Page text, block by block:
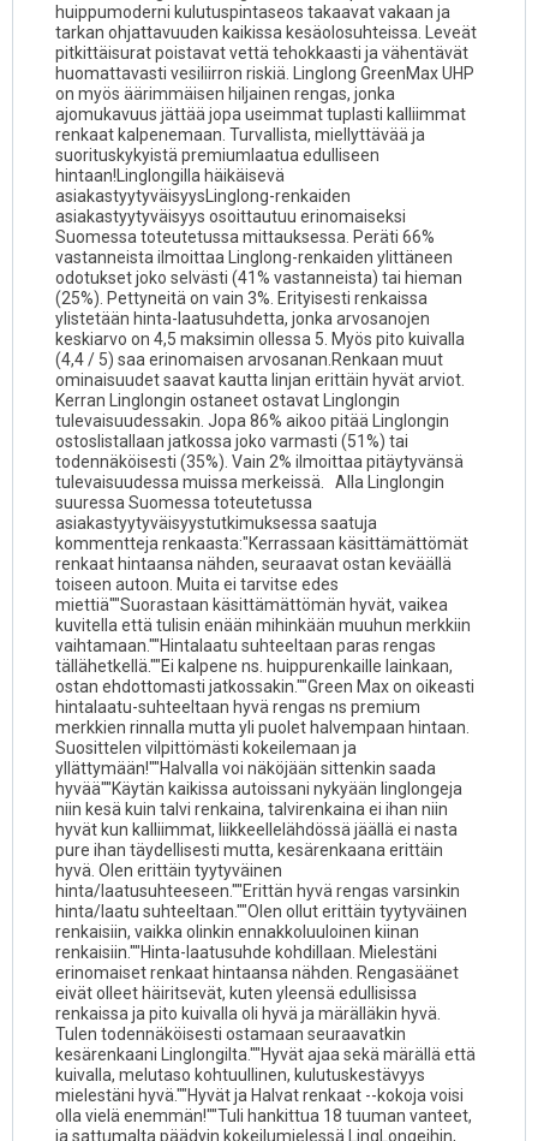
huippumoderni kulutuspintaseos takaavat vakaan ja
tarkan ohjattavuuden kaikissa kesäolosuhteissa. Leveät
pitkittäisurat poistavat vettä tehokkaasti ja vähentävät
huomattavasti vesiliirron riskiä. Linglong GreenMax UHP
on myös äärimmäisen hiljainen rengas, jonka
ajomukavuus jättää jopa useimmat tuplasti kalliimmat
renkaat kalpenemaan. Turvallista, miellyttävää ja
suorituskykyistä premiumlaatua edulliseen
hintaan!Linglongilla häikäisevä
asiakastyytyväisyysLinglong-renkaiden
asiakastyytyväisyys osoittautuu erinomaiseksi
Suomessa toteutetussa mittauksessa. Peräti 66%
vastanneista ilmoittaa Linglong-renkaiden ylittäneen
odotukset joko selvästi (41% vastanneista) tai hieman
(25%). Pettyneitä on vain 3%. Erityisesti renkaissa
ylistetään hinta-laatusuhdetta, jonka arvosanojen
keskiarvo on 4,5 maksimin ollessa 5. Myös pito kuivalla
(4,4 / 5) saa erinomaisen arvosanan.Renkaan muut
ominaisuudet saavat kautta linjan erittäin hyvät arviot.
Kerran Linglongin ostaneet ostavat Linglongin
tulevaisuudessakin. Jopa 86% aikoo pitää Linglongin
ostoslistallaan jatkossa joko varmasti (51%) tai
todennäköisesti (35%). Vain 2% ilmoittaa pitäytyvänsä
tulevaisuudessa muissa merkeissä. Alla Linglongin
suuressa Suomessa toteutetussa
asiakastyytyväisyystutkimuksessa saatuja
kommentteja renkaasta:"Kerrassaan käsittämättömät
renkaat hintaansa nähden, seuraavat ostan keväällä
toiseen autoon. Muita ei tarvitse edes
miettiä""Suorastaan käsittämättömän hyvät, vaikea
kuvitella että tulisin enään mihinkään muuhun merkkiin
vaihtamaan.""Hintalaatu suhteeltaan paras rengas
tällähetkellä.""Ei kalpene ns. huippurenkaille lainkaan,
ostan ehdottomasti jatkossakin.""Green Max on oikeasti
hintalaatu-suhteeltaan hyvä rengas ns premium
merkkien rinnalla mutta yli puolet halvempaan hintaan.
Suosittelen vilpittömästi kokeilemaan ja
yllättymään!""Halvalla voi näköjään sittenkin saada
hyvää""Käytän kaikissa autoissani nykyään linglongeja
niin kesä kuin talvi renkaina, talvirenkaina ei ihan niin
hyvät kun kalliimmat, liikkeellelähdössä jäällä ei nasta
pure ihan täydellisesti mutta, kesärenkaana erittäin
hyvä. Olen erittäin tyytyväinen
hinta/laatusuhteeseen.""Erittän hyvä rengas varsinkin
hinta/laatu suhteeltaan.""Olen ollut erittäin tyytyväinen
renkaisiin, vaikka olinkin ennakkoluuloinen kiinan
renkaisiin.""Hinta-laatusuhde kohdillaan. Mielestäni
erinomaiset renkaat hintaansa nähden. Rengasäänet
eivät olleet häiritsevät, kuten yleensä edullisissa
renkaissa ja pito kuivalla oli hyvä ja märälläkin hyvä.
Tulen todennäköisesti ostamaan seuraavatkin
kesärenkaani Linglongilta.""Hyvät ajaa sekä märällä että
kuivalla, melutaso kohtuullinen, kulutuskestävyys
mielestäni hyvä.""Hyvät ja Halvat renkaat --kokoja voisi
olla vielä enemmän!""Tuli hankittua 18 tuuman vanteet,
ja sattumalta päädyin kokeilumielessä LingLongeihin,